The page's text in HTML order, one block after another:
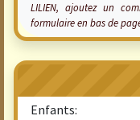
LILIEN, ajoutez un
formulaire en bas de
Enfants: